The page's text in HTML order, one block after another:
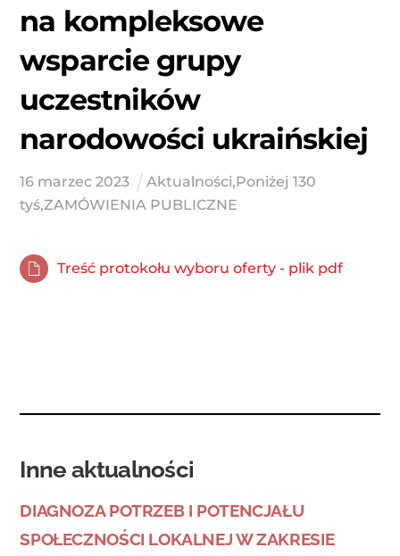
na kompleksowe
wsparcie grupy
uczestników
narodowości ukraińskiej
16 marzec 2023 Aktualności,Poniżej 130
tyś,ZAMÓWIENIA PUBLICZNE
Treść protokołu wyboru oferty - plik pdf
Inne aktualności
DIAGNOZA POTRZEB I POTENCJAŁU
SPOŁECZNOŚCI LOKALNEJ W ZAKRESIE